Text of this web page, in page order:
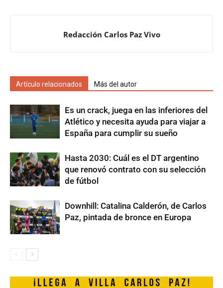
Redacción Carlos Paz Vivo
Artículo relacionados Más del autor
Es un crack, juega en las inferiores del
Atlético y necesita ayuda para viajar a
España para cumplir su sueño
Hasta 2030: Cuál es el DT argentino
que renovó contrato con su selección
de fútbol
Downhill: Catalina Calderón, de Carlos
Paz, pintada de bronce en Europa